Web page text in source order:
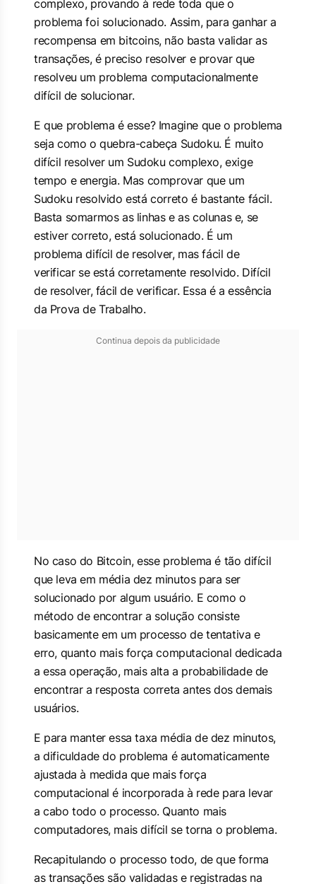
complexo, provando à rede toda que o
problema foi solucionado. Assim, para ganhar a
recompensa em bitcoins, não basta validar as
transações, é preciso resolver e provar que
resolveu um problema computacionalmente
difícil de solucionar.
E que problema é esse? Imagine que o problema
seja como o quebra-cabeça Sudoku. É muito
difícil resolver um Sudoku complexo, exige
tempo e energia. Mas comprovar que um
Sudoku resolvido está correto é bastante fácil.
Basta somarmos as linhas e as colunas e, se
estiver correto, está solucionado. É um
problema difícil de resolver, mas fácil de
verificar se está corretamente resolvido. Difícil
de resolver, fácil de verificar. Essa é a essência
da Prova de Trabalho.
Continua depois da publicidade
No caso do Bitcoin, esse problema é tão difícil
que leva em média dez minutos para ser
solucionado por algum usuário. E como o
método de encontrar a solução consiste
basicamente em um processo de tentativa e
erro, quanto mais força computacional dedicada
a essa operação, mais alta a probabilidade de
encontrar a resposta correta antes dos demais
usuários.
E para manter essa taxa média de dez minutos,
a dificuldade do problema é automaticamente
ajustada à medida que mais força
computacional é incorporada à rede para levar
a cabo todo o processo. Quanto mais
computadores, mais difícil se torna o problema.
Recapitulando o processo todo, de que forma
as transações são validadas e registradas na